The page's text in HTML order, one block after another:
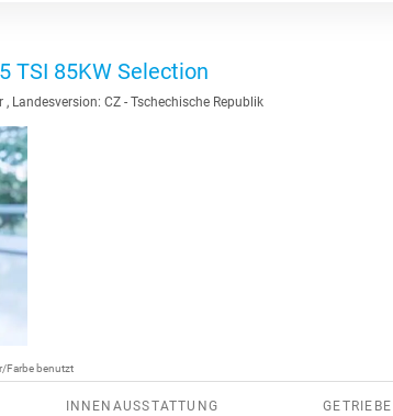
TSI 85KW Selection
, Landesversion: CZ - Tschechische Republik
Farbe benutzt
INNENAUSSTATTUNG GETRIEBE